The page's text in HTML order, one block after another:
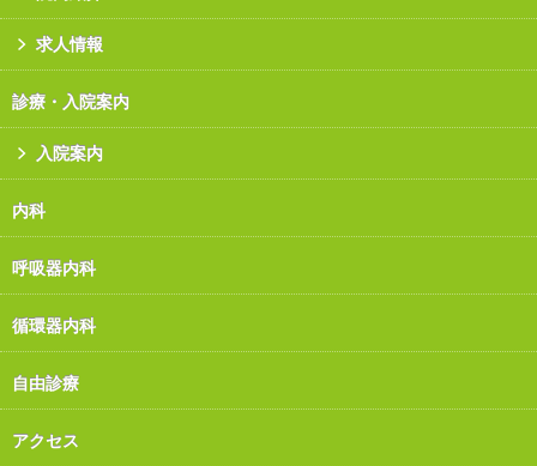
求人情報
診療・入院案内
入院案内
内科
呼吸器内科
循環器内科
自由診療
アクセス